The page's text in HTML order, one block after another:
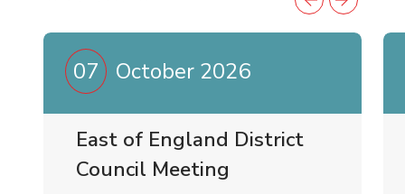
07 October 2026
East of England District
Council Meeting